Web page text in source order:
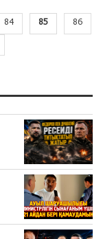
84 85
86